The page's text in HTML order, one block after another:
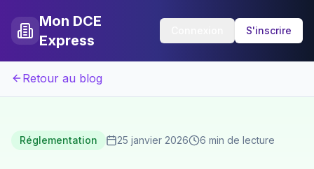
Mon DCE
Express
S'inscrire
Retour au blog
Réglementation 25 janvier 2026 6 min de lecture